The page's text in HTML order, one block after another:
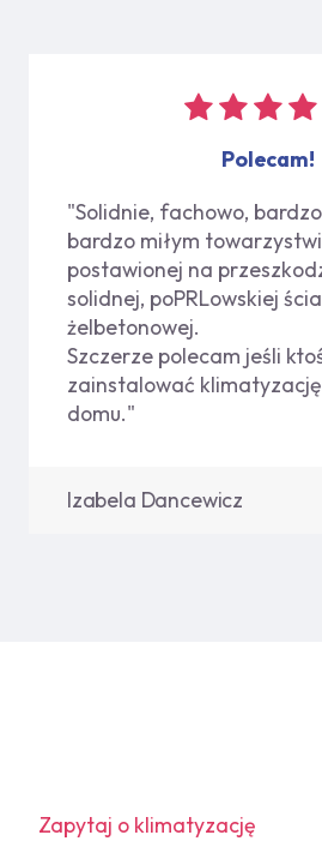
Polecam!
"Solidnie, fachowo,
bardzo miłym
postawionej na
solidnej, poPRLowskiej
żelbetonowej.
Szczerze polecam jeśli
zainstalować
domu."
Izabela Dancewicz
Zapytaj o klimatyzację